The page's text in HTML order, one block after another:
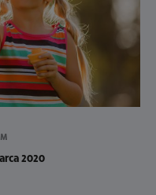
2020